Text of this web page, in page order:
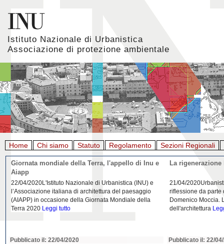
Istituto Nazionale di Urbanistica
Associazione di protezione ambientale
Home Chi siamo Statuto Regolamento Sezioni Regionali
Giornata mondiale della Terra, l'appello di Inu e
Aiapp
22/04/2020L'Istituto Nazionale di Urbanistica (INU) e
l’Associazione italiana di architettura del paesaggio
(AIAPP) in occasione della Giornata Mondiale della
Terra 2020 Leggi tutto
Pubblicato il: 22/04/2020
La
21/04/
riflessione da parte
Domenico Moccia.
dell'architettura
Pubblicato il: 22/